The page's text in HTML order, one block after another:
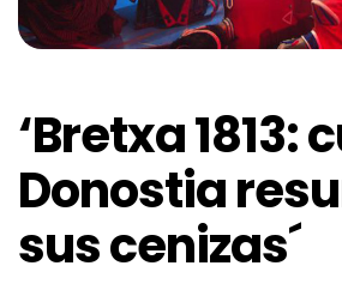
‘Bretxa 1813:
Donostia
sus cenizas´